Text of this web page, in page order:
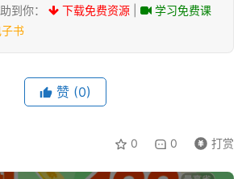
到你：
下载免费资源
学习免费课
书
赞 (0)
0 0 打赏